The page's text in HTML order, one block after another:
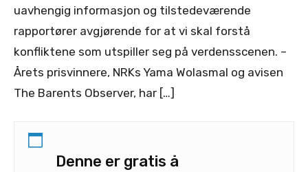
uavhengig informasjon og tilstedeværende
rapportører avgjørende for at vi skal forstå
konfliktene som utspiller seg på verdensscenen. –
Årets prisvinnere, NRKs Yama Wolasmal og avisen
The Barents Observer, har […]
Denne er gratis å